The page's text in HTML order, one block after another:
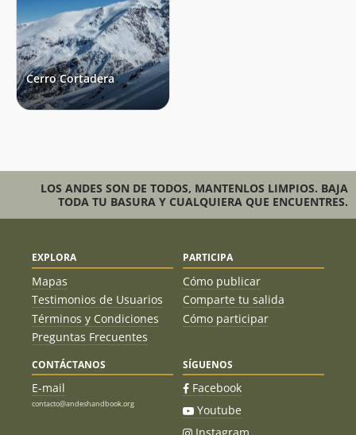
Cerro Cortadera
LOS ANDES SON DE TODOS, MANTENLOS LIMPIOS. BAJA
TODA TU BASURA Y CUALQUIERA QUE ENCUENTRES.
EXPLORA
Mapas
Testimonios de Usuarios
Términos y Condiciones
Preguntas Frecuentes
PARTICIPA
Cómo publicar
Comparte tu salida
Cómo participar
CONTÁCTANOS
E-mail
contacto@andeshandbook.org
SÍGUENOS
Facebook
Youtube